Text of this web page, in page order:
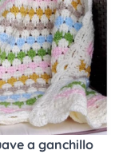
a ganchillo